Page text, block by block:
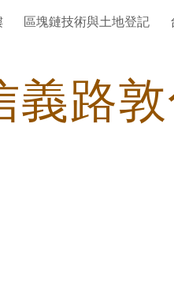
Skip to main content
區塊鏈技術與土地登記
義路